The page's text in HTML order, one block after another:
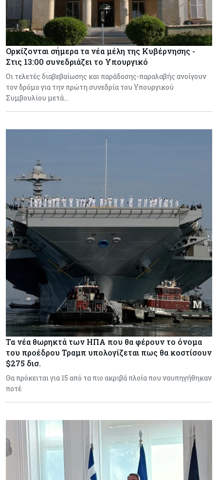
Ορκίζονται σήμερα τα νέα μέλη της Κυβέρνησης -
Στις 13:00 συνεδριάζει το Υπουργικό
Οι τελετές διαβεβαίωσης και παράδοσης-παραλαβής ανοίγουν
τον δρόμο για την πρώτη συνεδρία του Υπουργικού
Συμβουλίου μετά…
Τα νέα θωρηκτά των ΗΠΑ που θα φέρουν το όνομα
του προέδρου Τραμπ υπολογίζεται πως θα κοστίσουν
$275 δισ.
Θα πρόκειται για 15 από τα πιο ακριβά πλοία που ναυπηγήθηκαν
ποτέ